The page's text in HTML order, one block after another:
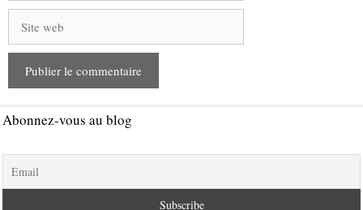
web
Abonnez-vous au blog